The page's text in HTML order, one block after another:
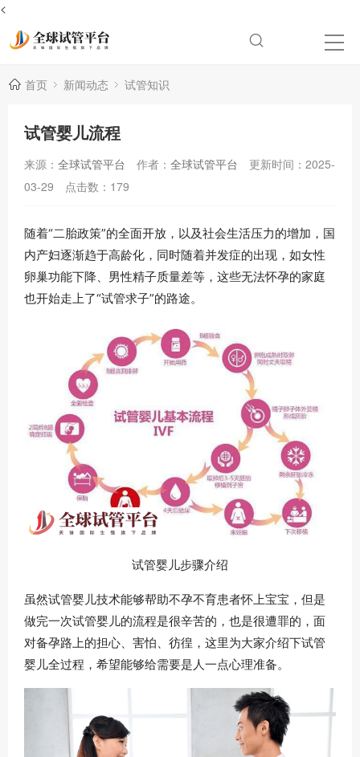
<
首页 新闻动态 试管知识
试管婴儿流程
来源： 全球试管平台 作者： 全球试管平台
更新时间：2025-
03-29
点击数： 179
随着“二胎政策”的全面开放，以及社会生活压力的增加，国
内产妇逐渐趋于高龄化，同时随着并发症的出现，如女性
卵巢功能下降、男性精子质量差等，这些无法怀孕的家庭
也开始走上了“试管求子”的路途。
试管婴儿步骤介绍
虽然试管婴儿技术能够帮助不孕不育患者怀上宝宝，但是
做完一次试管婴儿的流程是很辛苦的，也是很遭罪的，面
对备孕路上的担心、害怕、彷徨，这里为大家介绍下试管
婴儿全过程，希望能够给需要是人一点心理准备。